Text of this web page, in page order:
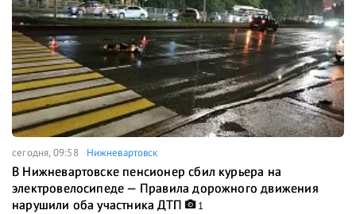
сегодня, 09:58 Нижневартовск
В Нижневартовске пенсионер сбил курьера на
электровелосипеде — Правила дорожного движения
нарушили оба участника ДТП
1